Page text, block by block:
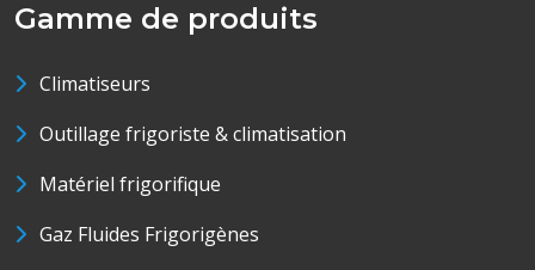
Gamme de produits
Climatiseurs
Outillage frigoriste & climatisation
Matériel frigorifique
Gaz Fluides Frigorigènes